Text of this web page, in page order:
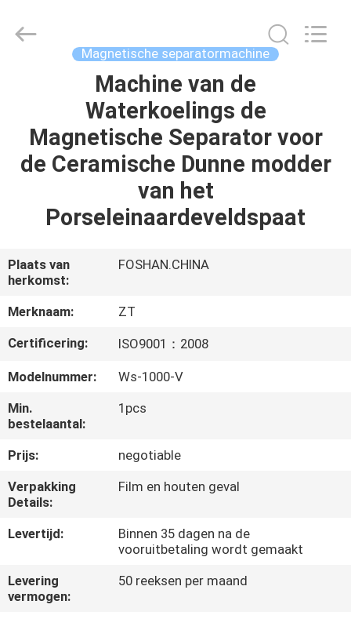
PRODUCTEN
FABRIEKSREIS
KWALITEITSCONTROLE
ONS
NIEUWS
&
KENNIS
GEVALLEN
SITEMAP
Ltd..
Magnetische separatormachine
Machine van de
Waterkoelings de
Magnetische Separator voor
de Ceramische Dunne modder
van het
Porseleinaardeveldspaat
Plaats van
herkomst:
FOSHAN.CHINA
Merknaam:
ZT
Certificering:
ISO9001：2008
Modelnummer:
Ws-1000-V
Min.
bestelaantal:
1pcs
Prijs:
negotiable
Verpakking
Details:
Film en houten geval
Levertijd:
Binnen 35 dagen na de
vooruitbetaling wordt gemaakt
Levering
vermogen:
50 reeksen per maand